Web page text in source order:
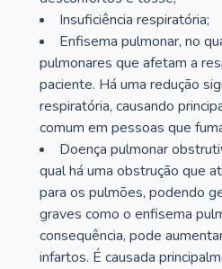
Insuficiência respiratória;
Enfisema pulmonar, no
pulmonares que afetam a
paciente. Há uma redução
respiratória, causando
comum em pessoas que
Doença pulmonar
qual há uma obstrução que
para os pulmões, podendo
graves como o enfisema
consequência, pode
infartos. É causada